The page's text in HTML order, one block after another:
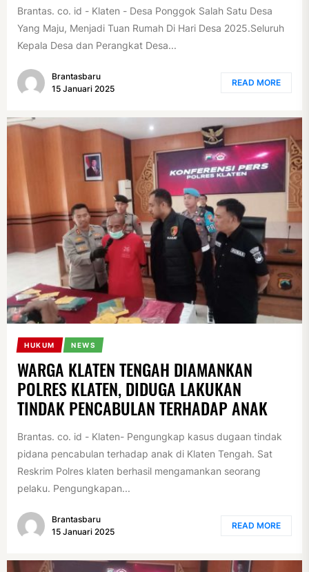
Brantas. co. id - Klaten - Desa Ponggok Salah Satu Desa
Yang Maju, Menjadi Tuan Rumah Di Hari Desa 2025.Seluruh
Kepala Desa dan Perangkat Desa...
Brantasbaru
15 Januari 2025
READ MORE
HUKUM NEWS
WARGA KLATEN TENGAH DIAMANKAN
POLRES KLATEN, DIDUGA LAKUKAN
TINDAK PENCABULAN TERHADAP ANAK
Brantas. co. id - Klaten- Pengungkap kasus dugaan tindak
pidana pencabulan terhadap anak di Klaten Tengah. Sat
Reskrim Polres klaten berhasil mengamankan seorang
pelaku. Pengungkapan...
Brantasbaru
15 Januari 2025
READ MORE